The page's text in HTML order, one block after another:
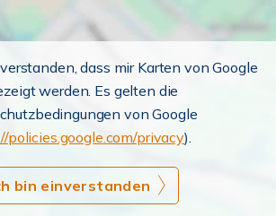
dass mir Karten von Google
werden. Es gelten die
von Google
policies.google.com/privacy).
bin einverstanden